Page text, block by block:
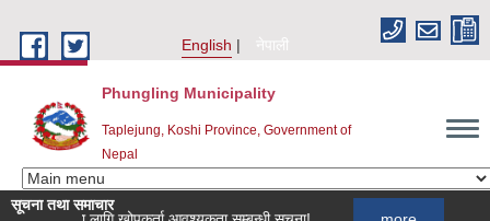
English
नेपाली
Phungling Municipality
Taplejung, Koshi Province, Government of
Nepal
सूचना तथा समाचार